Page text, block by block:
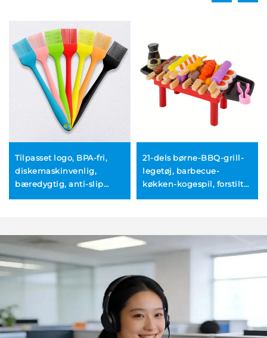
Tilpasset logo, BPA-fri,
diskemaskinvenlig,
bæredygtig, anti-slip
21-dels børne-BBQ-grill-
legetøj, barbecue-
køkken-kogespil, forstilt